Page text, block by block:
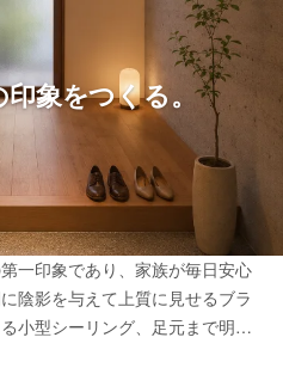
象をつくる。
一印象であり、家族が毎日安心
陰影を与えて上質に見せるブラ
小型シーリング、足元まで明る
灯する人感センサー付きまで、